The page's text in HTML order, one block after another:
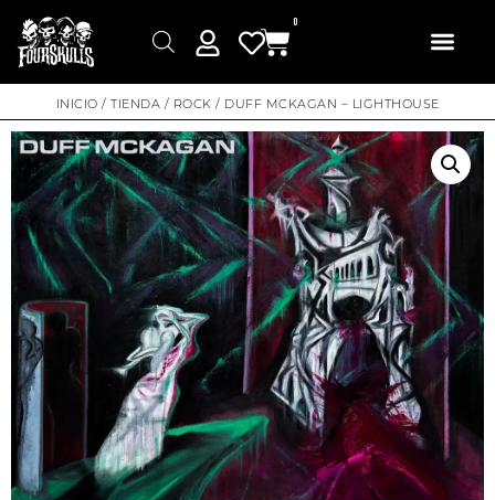
0
INICIO / TIENDA / ROCK / DUFF MCKAGAN – LIGHTHOUSE